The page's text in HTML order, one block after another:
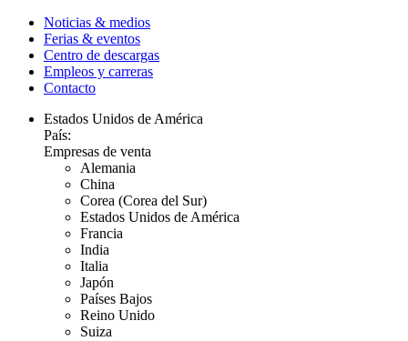
Noticias & medios
Ferias & eventos
Centro de descargas
Empleos y carreras
Contacto
Estados Unidos de América
País:
Empresas de venta
Alemania
China
Corea (Corea del Sur)
Estados Unidos de América
Francia
India
Italia
Japón
Países Bajos
Reino Unido
Suiza